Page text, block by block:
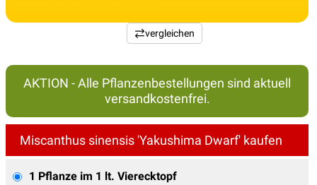
vergleichen
AKTION - Alle Pflanzenbestellungen sind aktuell
versandkostenfrei.
Miscanthus sinensis 'Yakushima Dwarf' kaufen
1 Pflanze im 1 lt. Vierecktopf